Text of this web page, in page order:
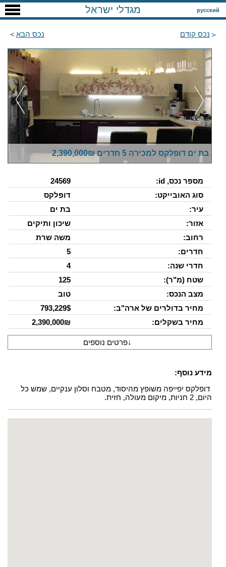
русский מגדלי ישראל
נכס קודם נכס הבא
בת ים דופלקס למכירה 5 חדרים 2,390,000₪
מספר נכס, id:
24569
סוג האובייקט:
דופלקס
עיר:
בת ים
אזור:
שיכון ותיקים
רחוב:
משה שרת
חדרים:
5
חדרי שנה:
4
שטח (מ"ר):
125
מצב הנכס:
טוב
מחיר בדולרים של ארה"ב:
793,229$
מחיר בשקלים:
2,390,000₪
↓פרטים נוספים
מידע נוסף:
דופלקס יפייפה משופץ מהיסוד, מטבח וסלון ענקיים, שמש כל
היום, 2 חניות, מיקום מעולה, חזית.